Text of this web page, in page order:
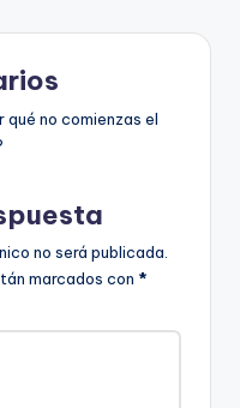
qué no comienzas el
no será publicada.
marcados con *